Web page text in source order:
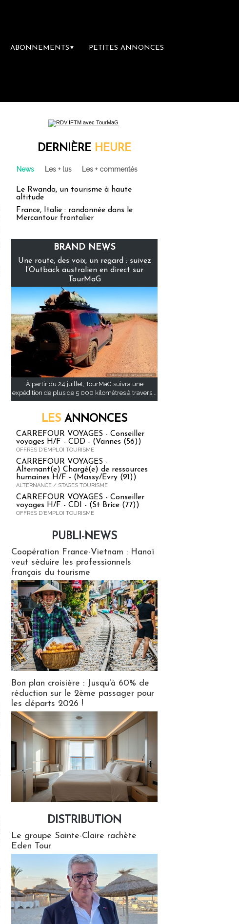
ABONNEMENTS ▼ PETITES ANNONCES
DERNIÈRE HEURE
News Les + lus Les + commentés
Le Rwanda, un tourisme à haute
altitude
France, Italie : randonnée dans le
Mercantour frontalier
BRAND NEWS
Une route, des voix, un regard : suivez
l’Outback australien en direct sur
TourMaG
À partir du 24 juillet, TourMaG suivra une
expédition de plus de 5 000 kilomètres à travers...
LES ANNONCES
CARREFOUR VOYAGES - Conseiller
voyages H/F - CDD - (Vannes (56))
OFFRES D'EMPLOI TOURISME
CARREFOUR VOYAGES -
Alternant(e) Chargé(e) de ressources
humaines H/F - (Massy/Evry (91))
ALTERNANCE / STAGES TOURISME
CARREFOUR VOYAGES - Conseiller
voyages H/F - CDI - (St Brice (77))
OFFRES D'EMPLOI TOURISME
PUBLI-NEWS
Coopération France-Vietnam : Hanoï
veut séduire les professionnels
français du tourisme
Bon plan croisière : Jusqu'à 60% de
réduction sur le 2ème passager pour
les départs 2026 !
DISTRIBUTION
Le groupe Sainte-Claire rachète
Eden Tour